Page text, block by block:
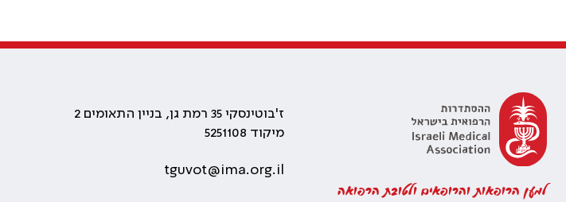
למען הרופאות והרופאים ולטובת הרפואה
ז'בוטינסקי 35 רמת גן, בניין התאומים 2
מיקוד 5251108
tguvot@ima.org.il